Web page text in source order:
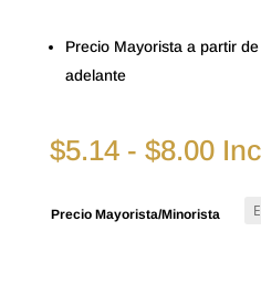
Precio Mayorista a partir
adelante
$5.14 - $8.00
Precio Mayorista/Minorista